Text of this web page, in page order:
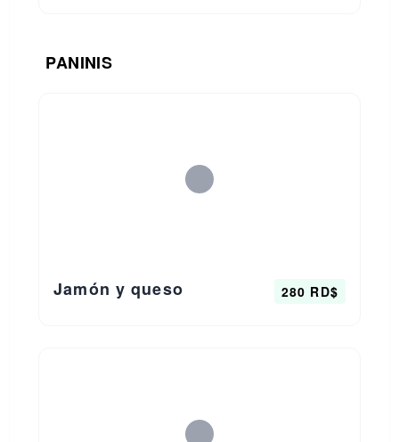
PANINIS
Jamón y queso 280 RD$